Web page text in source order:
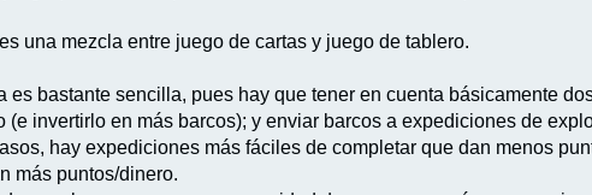
una mezcla entre juego de cartas y juego de tablero.
es bastante sencilla, pues hay que tener en cuenta básicamente
(e invertirlo en más barcos); y enviar barcos a expediciones de
hay expediciones más fáciles de completar que dan menos
más puntos/dinero.